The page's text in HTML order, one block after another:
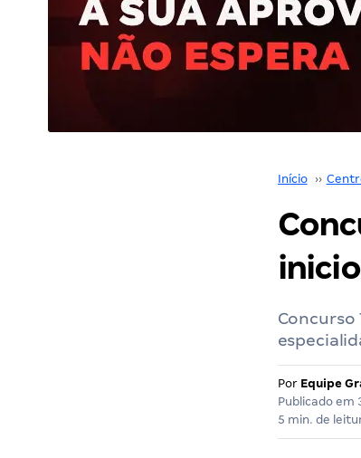
Início ››
Concurso
Por Equipe
Publicado em
5 min. de